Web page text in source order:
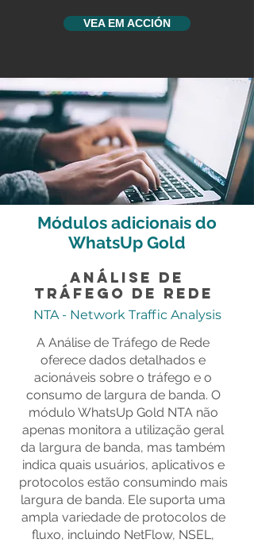
VEA EM ACCIÓN
Módulos adicionais do
WhatsUp Gold
Análise de
Tráfego de Rede
NTA - Network Traffic Analysis
A Análise de Tráfego de Rede
oferece dados detalhados e
acionáveis ​​sobre o tráfego e o
consumo de largura de banda. O
módulo WhatsUp Gold NTA não
apenas monitora a utilização geral
da largura de banda, mas também
indica quais usuários, aplicativos e
protocolos estão consumindo mais
largura de banda. Ele suporta uma
ampla variedade de protocolos de
fluxo, incluindo NetFlow, NSEL,